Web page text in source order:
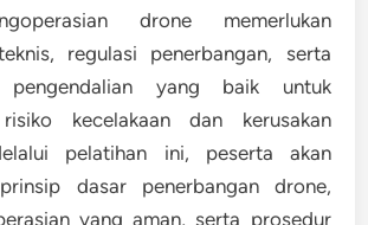
drone memerlukan
regulasi penerbangan, serta
pengendalian yang baik untuk
kecelakaan dan kerusakan
pelatihan ini, peserta akan
dasar penerbangan drone,
yang aman, serta prosedur